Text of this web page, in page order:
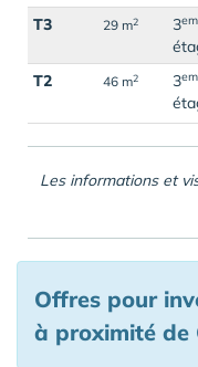
T3
29 m2 3
T2 46 m2 3
Les informations et
Offres pour
à proximité de